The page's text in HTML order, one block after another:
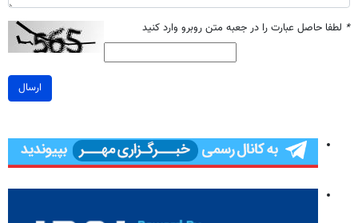
* لطفا حاصل عبارت را در جعبه متن روبرو وارد کنید
ارسال